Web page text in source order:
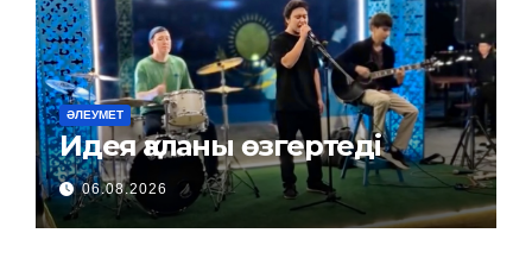
ӘЛЕУМЕТ
Идея қаланы өзгертеді
06.08.2026